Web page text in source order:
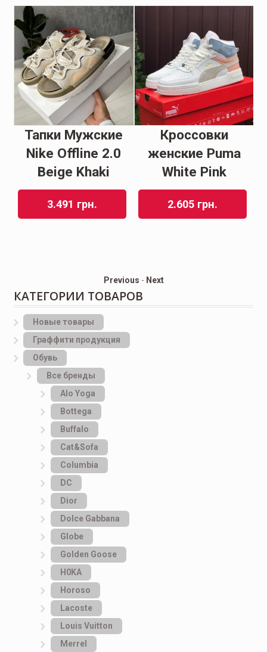
Тапки Мужские
Nike Offline 2.0
Beige Khaki
3.491 грн.
Кроссовки
женские Puma
White Pink
2.605 грн.
Previous - Next
КАТЕГОРИИ ТОВАРОВ
Новые товары
Граффити продукция
Обувь
Все бренды
Alo Yoga
Bottеga
Buffalo
Cat&Sofa
Columbia
DC
Dior
Dolce Gabbana
Globe
Golden Goose
H0KA
Horoso
Lacoste
Louis Vuitton
Merrel